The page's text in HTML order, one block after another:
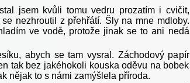
jsem kvůli tomu vedru prozatím i cvičit,
nezhroutil z přehřátí. Šly na mne mdloby.
ve vodě, protože jinak se to ani nedá
abych se tam vysral. Záchodový papír
tak bez jakéhokoli kouska oděvu na bobek
nějak to s námi zamýšlela příroda.